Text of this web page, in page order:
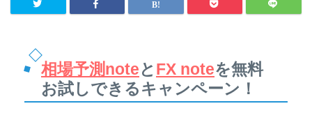
相場予測noteとFX noteを無料
お試しできるキャンペーン！